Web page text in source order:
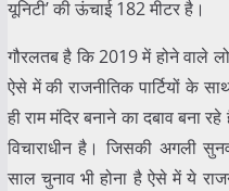
यूनिटी’ की ऊंचाई 182 मीटर है।
गौरलतब है कि 2019 में होने वाले
ऐसे में की राजनीतिक पार्टियों के
ही राम मंदिर बनाने का दबाव बना
विचाराधीन है। जिसकी अगली
साल चुनाव भी होना है ऐसे में ये